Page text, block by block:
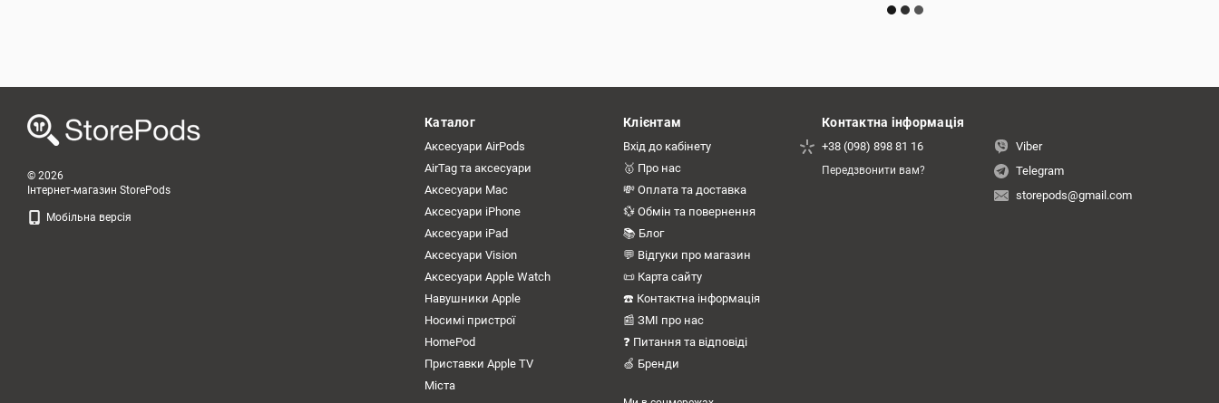
© 2026
Інтернет-магазин StorePods
Мобільна версія
Каталог
Аксесуари AirPods
AirTag та аксесуари
Аксесуари Mac
Аксесуари iPhone
Аксесуари iPad
Аксесуари Vision
Аксесуари Apple Watch
Навушники Apple
Носимі пристрої
HomePod
Приставки Apple TV
Міста
Клієнтам
Вхід до кабінету
🥇 Про нас
💸 Оплата та доставка
💱 Обмін та повернення
📚 Блог
💬 Відгуки про магазин
📜 Карта сайту
☎️ Контактна інформація
📰 ЗМІ про нас
❓ Питання та відповіді
🍏 Бренди
Контактна інформація
+38 (098) 898 81 16
Передзвонити вам?
Viber
Telegram
storepods@gmail.com